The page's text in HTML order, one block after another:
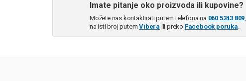
Imate pitanje oko proizvoda ili kupovine?
Možete nas kontaktirati putem telefona na 060 5243 809,
na isti broj putemVibera ili preko Facebook poruka.